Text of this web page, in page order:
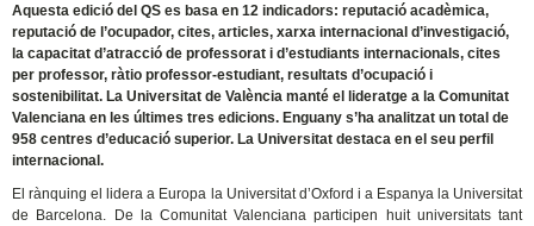
Aquesta edició del QS es basa en 12 indicadors: reputació acadèmica,
reputació de l’ocupador, cites, articles, xarxa internacional d’investigació,
la capacitat d’atracció de professorat i d’estudiants internacionals, cites
per professor, ràtio professor-estudiant, resultats d’ocupació i
sostenibilitat. La Universitat de València manté el lideratge a la Comunitat
Valenciana en les últimes tres edicions. Enguany s’ha analitzat un total de
958 centres d’educació superior. La Universitat destaca en el seu perfil
internacional.
El rànquing el lidera a Europa la Universitat d’Oxford i a Espanya la Universitat
de Barcelona. De la Comunitat Valenciana participen huit universitats tant